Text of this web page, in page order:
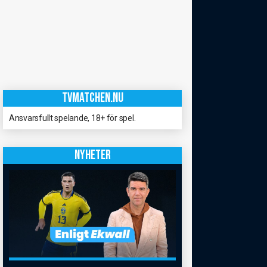
TVMATCHEN.NU
Ansvarsfullt spelande, 18+ för spel.
NYHETER